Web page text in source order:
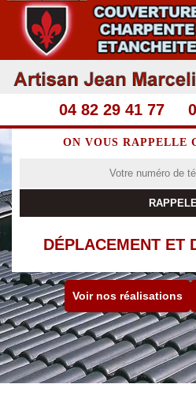
04 82 29 41 77
ON VOUS RAPPELLE
DÉPLACEMENT ET
Voir nos réalisations